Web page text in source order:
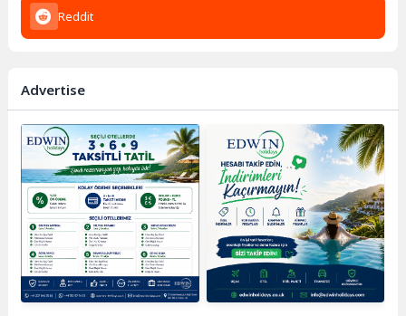
Reddit
Advertise